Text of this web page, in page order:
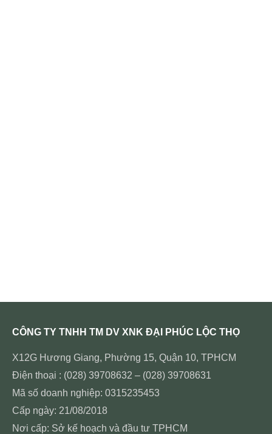
CÔNG TY TNHH TM DV XNK ĐẠI PHÚC LỘC THỌ
X12G Hương Giang, Phường 15, Quận 10, TPHCM
Điện thoại : (028) 39708632 – (028) 39708631
Mã số doanh nghiệp: 0315235453
Cấp ngày: 21/08/2018
Nơi cấp: Sở kế hoạch và đầu tư TPHCM